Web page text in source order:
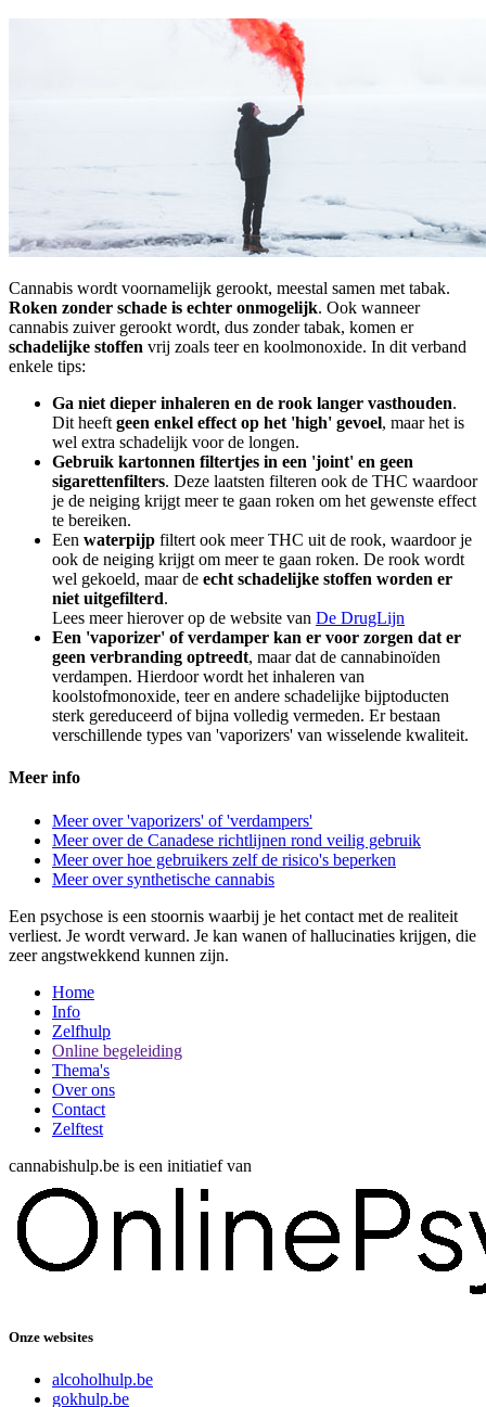
Cannabis wordt voornamelijk gerookt, meestal samen met tabak.
Roken zonder schade is echter onmogelijk. Ook wanneer
cannabis zuiver gerookt wordt, dus zonder tabak, komen er
schadelijke stoffen vrij zoals teer en koolmonoxide. In dit verband
enkele tips:
Ga niet dieper inhaleren en de rook langer vasthouden.
Dit heeft geen enkel effect op het 'high' gevoel, maar het is
wel extra schadelijk voor de longen.
Gebruik kartonnen filtertjes in een 'joint' en geen
sigarettenfilters. Deze laatsten filteren ook de THC waardoor
je de neiging krijgt meer te gaan roken om het gewenste effect
te bereiken.
Een waterpijp filtert ook meer THC uit de rook, waardoor je
ook de neiging krijgt om meer te gaan roken. De rook wordt
wel gekoeld, maar de echt schadelijke stoffen worden er
niet uitgefilterd.
Lees meer hierover op de website van De DrugLijn
Een 'vaporizer' of verdamper kan er voor zorgen dat er
geen verbranding optreedt, maar dat de cannabinoïden
verdampen. Hierdoor wordt het inhaleren van
koolstofmonoxide, teer en andere schadelijke bijptoducten
sterk gereduceerd of bijna volledig vermeden. Er bestaan
verschillende types van 'vaporizers' van wisselende kwaliteit.
Meer info
Meer over 'vaporizers' of 'verdampers'
Meer over de Canadese richtlijnen rond veilig gebruik
Meer over hoe gebruikers zelf de risico's beperken
Meer over synthetische cannabis
Een psychose is een stoornis waarbij je het contact met de realiteit
verliest. Je wordt verward. Je kan wanen of hallucinaties krijgen, die
zeer angstwekkend kunnen zijn.
Home
Info
Zelfhulp
Online begeleiding
Thema's
Over ons
Contact
Zelftest
cannabishulp.be is een initiatief van
Onze websites
alcoholhulp.be
gokhulp.be